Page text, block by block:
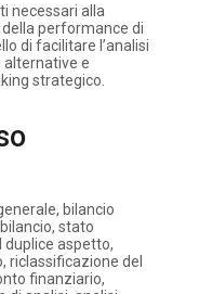
necessari alla
performance di
di facilitare l’analisi
alternative e
strategico.
bilancio
stato
duplice aspetto,
riclassificazione del
finanziario,